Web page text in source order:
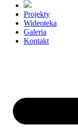
Projekty
Wideoteka
Galeria
Kontakt